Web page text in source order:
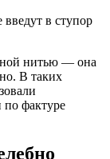
нитью — она
В таких
фактуре